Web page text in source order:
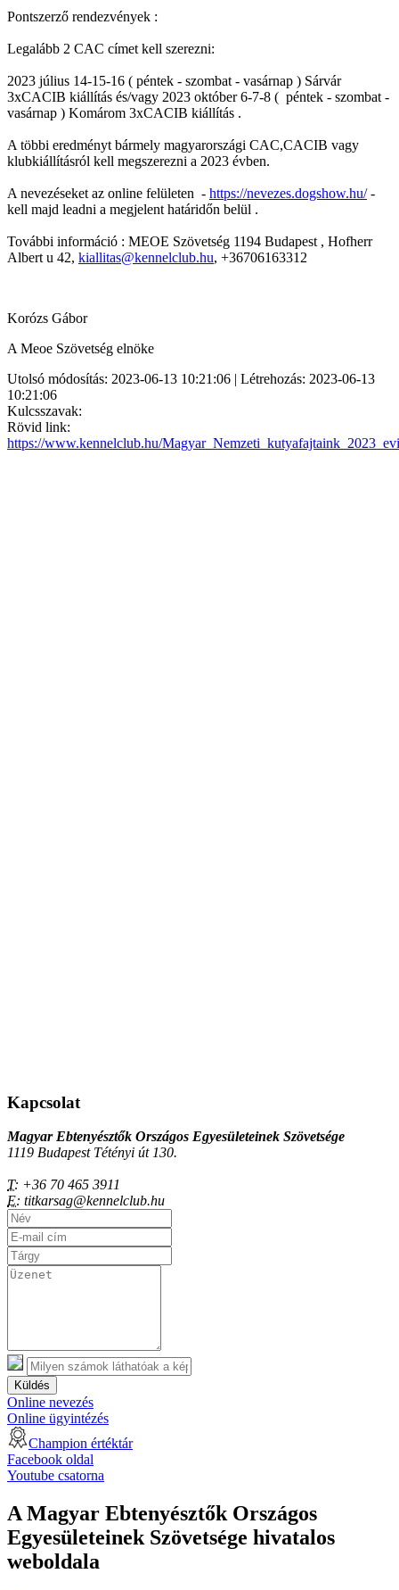
Pontszerző rendezvények :
Legalább 2 CAC címet kell szerezni:
2023 július 14-15-16 ( péntek - szombat - vasárnap ) Sárvár
3xCACIB kiállítás és/vagy 2023 október 6-7-8 ( péntek - szombat -
vasárnap ) Komárom 3xCACIB kiállítás .
A többi eredményt bármely magyarországi CAC,CACIB vagy
klubkiállításról kell megszerezni a 2023 évben.
A nevezéseket az online felületen - https://nevezes.dogshow.hu/-
kell majd leadni a megjelent határidőn belül .
További információ : MEOE Szövetség 1194 Budapest , Hofherr
Albert u 42, kiallitas@kennelclub.hu, +36706163312
Korózs Gábor
A Meoe Szövetség elnöke
Utolsó módosítás: 2023-06-13 10:21:06 | Létrehozás: 2023-06-13
10:21:06
Kulcsszavak:
Rövid link:
https://www.kennelclub.hu/
Kapcsolat
Magyar Ebtenyésztők Országos Egyesületeinek Szövetsége
1119 Budapest Tétényi út 130.
T: +36 70 465 3911
E: titkarsag@kennelclub.hu
Küldés
Online nevezés
Online ügyintézés
Champion értéktár
Facebook oldal
Youtube csatorna
A Magyar Ebtenyésztők Országos
Egyesületeinek Szövetsége hivatalos
weboldala